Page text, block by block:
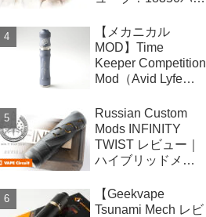
【メカニカル
MOD】Time
Keeper Competition
Mod（Avid Lyfe）
Russian Custom
Mods INFINITY
TWIST レビュー｜
ハイブリッドメカ
【Geekvape
Tsunami Mech レビ